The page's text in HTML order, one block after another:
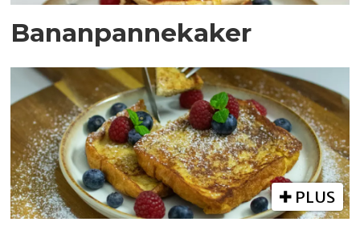
Bananpannekaker
PLUS